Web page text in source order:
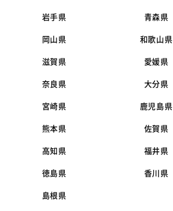
岩手県 青森県
岡山県 和歌山県
滋賀県 愛媛県
奈良県 大分県
宮崎県 鹿児島県
熊本県 佐賀県
高知県 福井県
徳島県 香川県
島根県